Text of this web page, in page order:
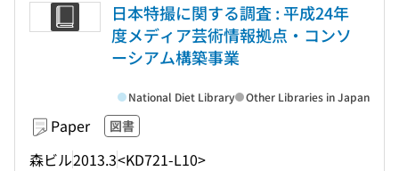
日本特撮に関する調査 : 平成24年
度メディア芸術情報拠点・コンソ
ーシアム構築事業
Paper 図書
森ビル2013.3<KD721-L10>
National Diet Library Other Libraries in Japan